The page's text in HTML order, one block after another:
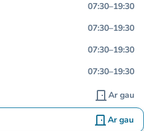
07:30–19:30
07:30–19:30
07:30–19:30
07:30–19:30
door_front Ar gau
door_front Ar gau